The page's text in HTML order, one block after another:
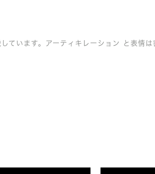
ています。アーティキレーション と表情は